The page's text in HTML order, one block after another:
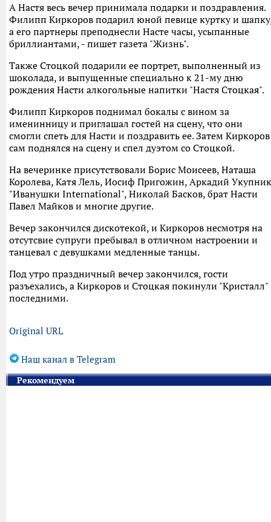
А Настя весь вечер принимала подарки и поздравления.
Филипп Киркоров подарил юной певице куртку и
а его партнеры преподнесли Насте часы, усыпанные
бриллиантами, - пишет газета "Жизнь".
Также Стоцкой подарили ее портрет, выполненный из
шоколада, и выпущенные специально к 21-му дню
рождения Насти алкогольные напитки "Настя Стоцкая".
Филипп Киркоров поднимал бокалы с вином за
именинницу и приглашал гостей на сцену, что они
смогли спеть для Насти и поздравить ее. Затем Киркоров
сам поднялся на сцену и спел дуэтом со Стоцкой.
На вечеринке присутствовали Борис Моисеев, Наташа
Королева, Катя Лель, Иосиф Пригожин, Аркадий
"Иванушки International", Николай Басков, брат Насти
Павел Майков и многие другие.
Вечер закончился дискотекой, и Киркоров несмотря на
отсутсвие супруги пребывал в отличном настроении и
танцевал с девушками медленные танцы.
Под утро праздничный вечер закончился, гости
разъехались, а Киркоров и Стоцкая покинули "Кристалл"
последними.
Original URL
Наш канал в Telegram
Рекомендуем